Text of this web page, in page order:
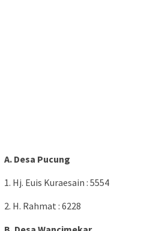
A. Desa Pucung
1. Hj. Euis Kuraesain : 5554
2. H. Rahmat : 6228